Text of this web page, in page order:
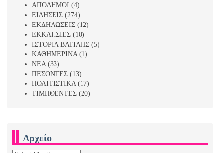
ΑΠΟΔΗΜΟΙ (4)
ΕΙΔΗΣΕΙΣ (274)
ΕΚΔΗΛΩΣΕΙΣ (12)
ΕΚΚΛΗΣΙΕΣ (10)
ΙΣΤΟΡΙΑ ΒΑΤΙΛΗΣ (5)
ΚΑΘΗΜΕΡΙΝΑ(1)
ΝΕΑ(33)
ΠΕΣΟΝΤΕΣ (13)
ΠΟΛΙΤΙΣΤΙΚΑ(17)
ΤΙΜΗΘΕΝΤΕΣ (20)
Αρχείο